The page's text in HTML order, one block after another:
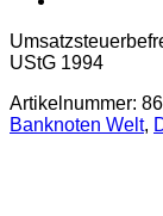
UStG 1994
Artikelnummer:
Banknoten Welt,